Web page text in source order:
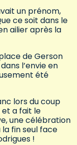
un prénom,
ce soit dans le
ailier après la
de Gerson
l’envie en
été
lors du coup
et a fait le
une célébration
fin seul face
!